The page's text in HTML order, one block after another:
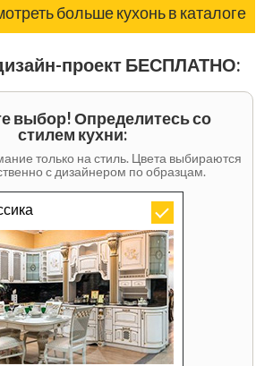
больше кухонь в каталоге
проект БЕСПЛАТНО:
выбор! Определитесь со
стилем кухни:
только на стиль. Цвета выбираются
с дизайнером по образцам.